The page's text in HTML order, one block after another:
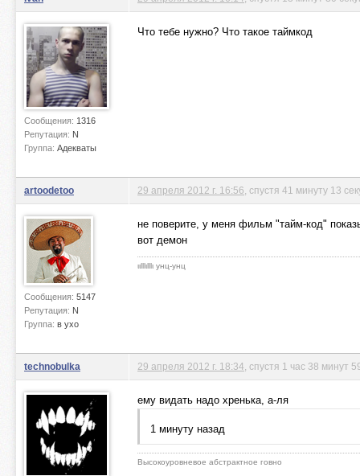
Сообщения: 1316
Репутация: N
Группа: Адекваты
Что тебе нужно? Что такое таймкод
artoodetoo
Сообщения: 5147
Репутация: N
Группа: в ухо
29 апреля 2012 г. 16:56 , спустя 41 минуту 13
не поверите, у меня фильм "тайм-код"
вот демон
ιιlllιlllι унц-унц
technobulka 29 апреля 2012 г. 18:34 , спустя 1 час 38 минут
ему видать надо хренька, а-ля
1 минуту назад
Высокоуровневое абстрактное говно